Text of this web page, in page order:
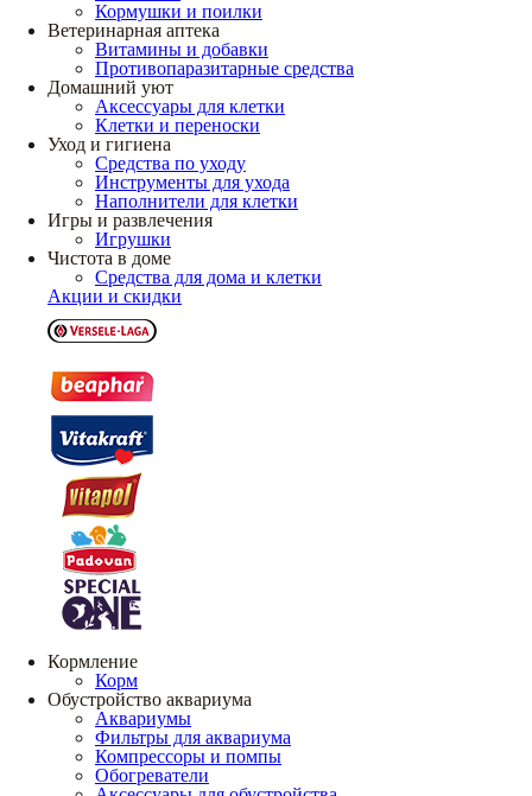
Кормушки и поилки
Ветеринарная аптека
Витамины и добавки
Противопаразитарные средства
Домашний уют
Аксессуары для клетки
Клетки и переноски
Уход и гигиена
Средства по уходу
Инструменты для ухода
Наполнители для клетки
Игры и развлечения
Игрушки
Чистота в доме
Средства для дома и клетки
Акции и скидки
Кормление
Корм
Обустройство аквариума
Аквариумы
Фильтры для аквариума
Компрессоры и помпы
Обогреватели